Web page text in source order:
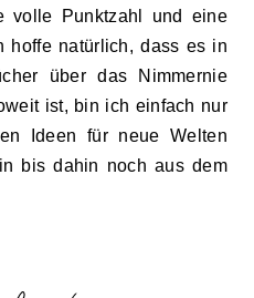
volle Punktzahl und eine
hoffe natürlich, dass es in
über das Nimmernie
ist, bin ich einfach nur
Ideen für neue Welten
bis dahin noch aus dem